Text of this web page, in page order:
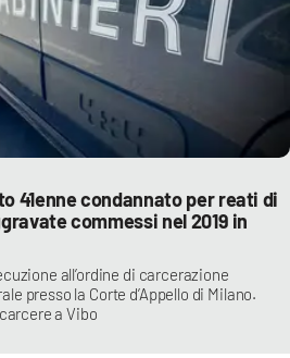
41enne condannato per reati di
commessi nel 2019 in
all’ordine di carcerazione
presso la Corte d’Appello di Milano.
a Vibo